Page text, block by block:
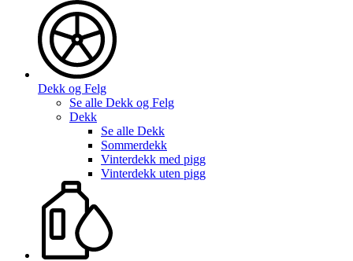
Dekk og Felg
Se alle Dekk og Felg
Dekk
Se alle Dekk
Sommerdekk
Vinterdekk med pigg
Vinterdekk uten pigg